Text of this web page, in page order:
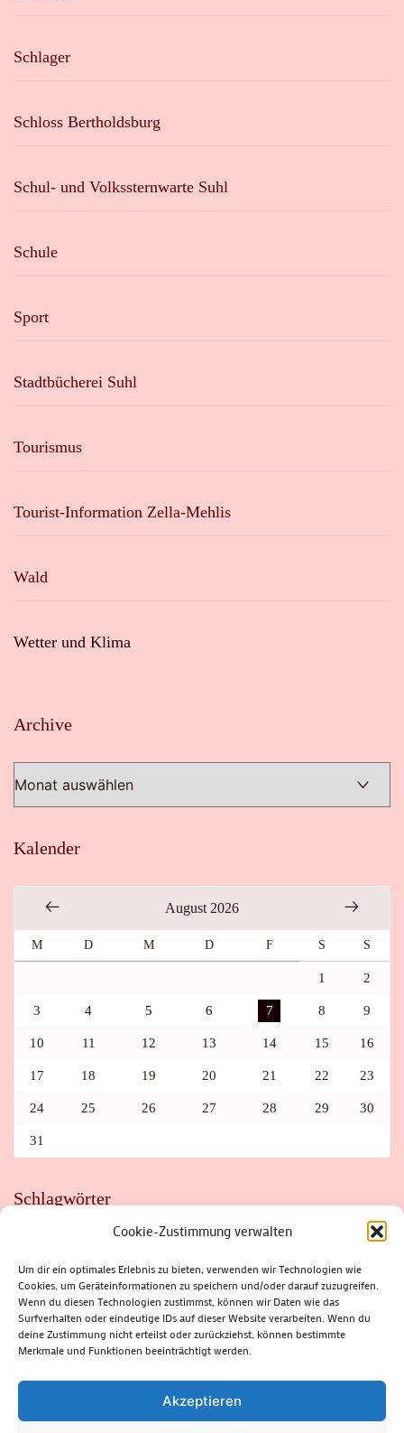
Cookie-Zustimmung verwalten
Um dir ein optimales Erlebnis zu bieten, verwenden wir Technologien wie
Cookies, um Geräteinformationen zu speichern und/oder darauf zuzugreifen.
Wenn du diesen Technologien zustimmst, können wir Daten wie das
Surfverhalten oder eindeutige IDs auf dieser Website verarbeiten. Wenn du
deine Zustimmung nicht erteilst oder zurückziehst, können bestimmte
Merkmale und Funktionen beeinträchtigt werden.
Akzeptieren
Schlager
Schloss Bertholdsburg
Schul- und Volkssternwarte Suhl
Schule
Sport
Stadtbücherei Suhl
Tourismus
Tourist-Information Zella-Mehlis
Wald
Wetter und Klima
Archive
Kalender
August 2026
M D M D F S S
1 2
3 4 5 6 7 8 9
10 11 12 13 14 15 16
17 18 19 20 21 22 23
24 25 26 27 28 29 30
31
Schlagwörter
FAHRRAD
FLOHMARKT FOLK GEWINNSPIEL
HITZE
HITZEFALLE AUTO
IRISH DANCE JAZZ
KABARETT
KINDER
KIRMES KLASSIK
KLEINE SUHLER REIHE
KRIMI
KULTUR LESUNG LOTTO
MEININGEN
PARASITEN
PILZE SCHLEUSINGEN
SCHULWEG
SOMMERFERIEN
SPORT SRH
STADTFEST
STADTMARKETING
STRASSENSPERRUNG
SUHL
SUHLER FRÜHLING
SUHLER STADTMARKETING
THÜRINGER WALD
ZELLA-MEHLIS